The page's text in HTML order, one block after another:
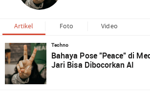
Artikel Foto Video
Techno
Bahaya Pose "Peace" di
Jari Bisa Dibocorkan AI